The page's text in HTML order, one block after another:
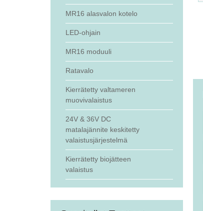
MR16 alasvalon kotelo
LED-ohjain
MR16 moduuli
Ratavalo
Kierrätetty valtameren
muovivalaistus
24V & 36V DC
matalajännite keskitetty
valaistusjärjestelmä
Kierrätetty biojätteen
valaistus